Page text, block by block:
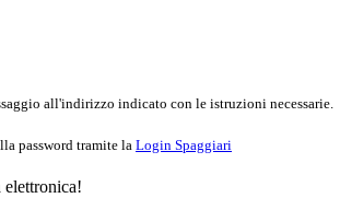
all'indirizzo indicato con le istruzioni necessarie.
password tramite la Login Spaggiari
elettronica!